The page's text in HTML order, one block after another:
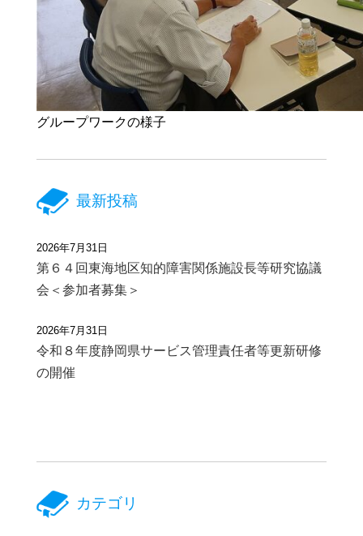
グループワークの様子
最新投稿
2026年7月31日
第６４回東海地区知的障害関係施設長等研究協議
会＜参加者募集＞
2026年7月31日
令和８年度静岡県サービス管理責任者等更新研修
の開催
カテゴリ